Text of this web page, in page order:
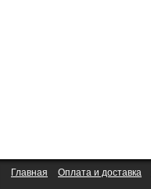
Главная Оплата и доставка